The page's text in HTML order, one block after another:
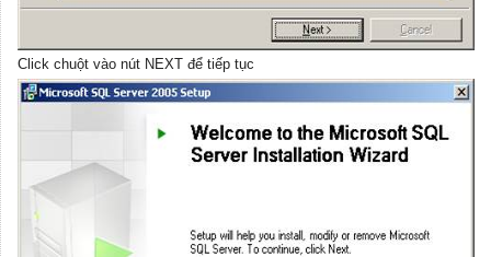
Click chuột vào nút NEXT để tiếp tục